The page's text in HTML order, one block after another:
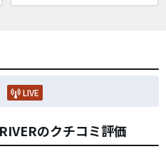
LIVE
のクチコミ評価